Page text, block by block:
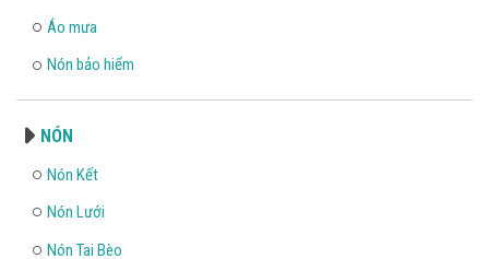
Áo mưa
Nón bảo hiểm
NÓN
Nón Kết
Nón Lưới
Nón Tai Bèo